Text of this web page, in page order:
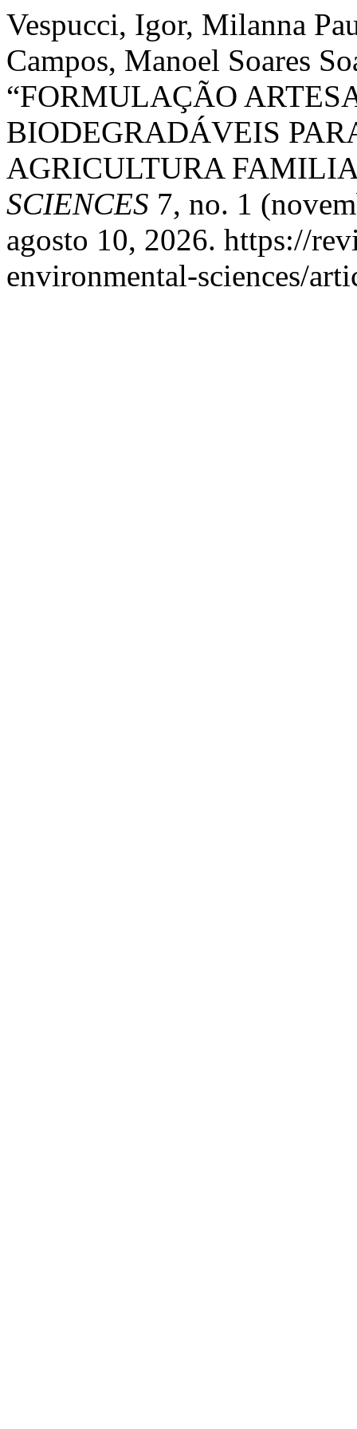
Vespucci, Igor, Milanna
Campos, Manoel Soares
“FORMULAÇÃO
BIODEGRADÁVEIS
AGRICULTURA
SCIENCES 7, no. 1
agosto 10, 2026. https://
environmental-sciences/